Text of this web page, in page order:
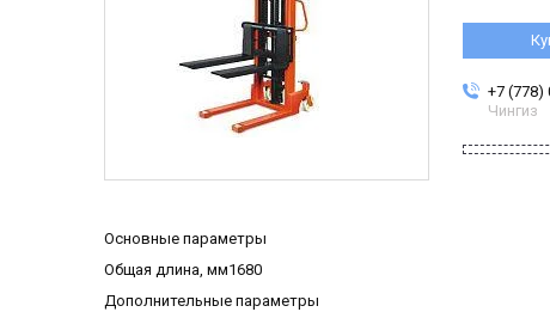
+7 (778)
Чингиз
Основные параметры
Общая длина, мм1680
Дополнительные параметры